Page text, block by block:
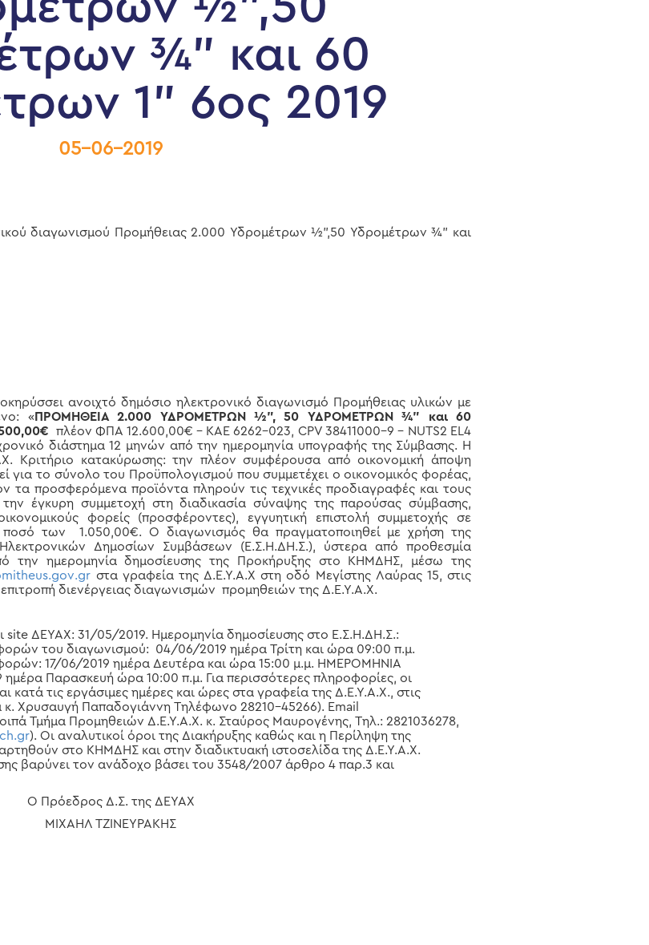
¾” και 60
1” 6ος 2019
05-06-2019
διαγωνισμού Προμήθειας 2.000 Υδρομέτρων ½”,50 Υδρομέτρων ¾” και
ανοιχτό δημόσιο ηλεκτρονικό διαγωνισμό Προμήθειας υλικών με
«ΠΡΟΜΗΘΕΙΑ 2.000 ΥΔΡΟΜΕΤΡΩΝ ½”, 50 ΥΔΡΟΜΕΤΡΩΝ ¾” και 60
πλέον ΦΠΑ 12.600,00€ – ΚΑΕ 6262-023, CPV38411000-9 – NUTS2 EL 4
διάστημα 12 μηνών από την ημερομηνία υπογραφής της Σύμβασης. Η
Κριτήριο κατακύρωσης: την πλέον συμφέρουσα από οικονομική άποψη
για το σύνολο του Προϋπολογισμού που συμμετέχει ο οικονομικός φορέας,
τα προσφερόμενα προϊόντα πληρούν τις τεχνικές προδιαγραφές και τους
έγκυρη συμμετοχή στη διαδικασία σύναψης της παρούσας σύμβασης,
φορείς (προσφέροντες), εγγυητική επιστολή συμμετοχής σε
ποσό των 1.050,00€. Ο διαγωνισμός θα πραγματοποιηθεί με χρήση της
Δημοσίων Συμβάσεων (Ε.Σ.Η.ΔΗ.Σ.), ύστερα από προθεσμία
την ημερομηνία δημοσίευσης της Προκήρυξης στο ΚΗΜΔΗΣ, μέσω της
.gov.gr στα γραφεία της Δ.Ε.Υ.Α.Χ στη οδό Μεγίστης Λαύρας 15, στις
διενέργειας διαγωνισμών προμηθειών της Δ.Ε.Υ.Α.Χ.
site ΔΕΥΑΧ: 31/05/2019. Ημερομηνία δημοσίευσης στο Ε.Σ.Η.ΔΗ.Σ.:
του διαγωνισμού: 04/06/2019 ημέρα Τρίτη και ώρα 09:00 π.μ.
17/06/2019 ημέρα Δευτέρα και ώρα 15:00 μ.μ. ΗΜΕΡΟΜΗΝΙΑ
Παρασκευή ώρα 10:00 π.μ. Για περισσότερες πληροφορίες, οι
κατά τις εργάσιμες ημέρες και ώρες στα γραφεία της Δ.Ε.Υ.Α.Χ., στις
κ. Χρυσαυγή Παπαδογιάννη Τηλέφωνο 28210-45266). Email
Τμήμα Προμηθειών Δ.Ε.Υ.Α.Χ. κ. Σταύρος Μαυρογένης, Τηλ.: 2821036278,
.gr). Οι αναλυτικοί όροι της Διακήρυξης καθώς και η Περίληψη της
στο ΚΗΜΔΗΣ και στην διαδικτυακή ιστοσελίδα της Δ.Ε.Υ.Α.Χ.
βαρύνει τον ανάδοχο βάσει του 3548/2007 άρθρο 4 παρ.3 και
Ο Πρόεδρος Δ.Σ. της ΔΕΥΑΧ
ΜΙΧΑΗΛ ΤΖΙΝΕΥΡΑΚΗΣ